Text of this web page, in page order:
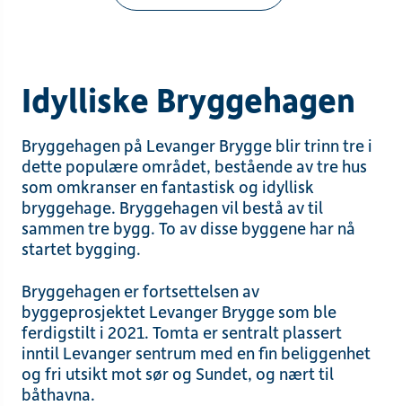
Idylliske Bryggehagen
Bryggehagen på Levanger Brygge blir trinn tre i
dette populære området, bestående av tre hus
som omkranser en fantastisk og idyllisk
bryggehage. Bryggehagen vil bestå av til
sammen tre bygg. To av disse byggene har nå
startet bygging.
Bryggehagen er fortsettelsen av
byggeprosjektet Levanger Brygge som ble
ferdigstilt i 2021. Tomta er sentralt plassert
inntil Levanger sentrum med en fin beliggenhet
og fri utsikt mot sør og Sundet, og nært til
båthavna.